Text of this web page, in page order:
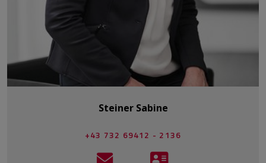
Steiner Sabine
+43 732 69412 - 2136